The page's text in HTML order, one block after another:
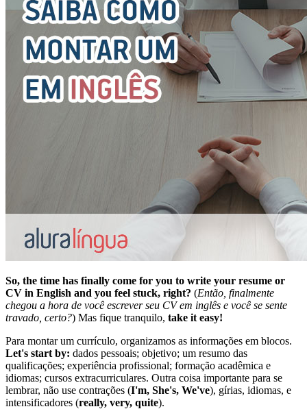
So, the time has finally come for you to write your resume or
CV in English and you feel stuck, right? (Então, finalmente
chegou a hora de você escrever seu CV em inglês e você se sente
travado, certo?) Mas fique tranquilo, take it easy!
Para montar um currículo, organizamos as informações em blocos.
Let's start by: dados pessoais; objetivo; um resumo das
qualificações; experiência profissional; formação acadêmica e
idiomas; cursos extracurriculares. Outra coisa importante para se
lembrar, não use contrações (I'm, She's, We've), gírias, idiomas, e
intensificadores (really, very, quite).